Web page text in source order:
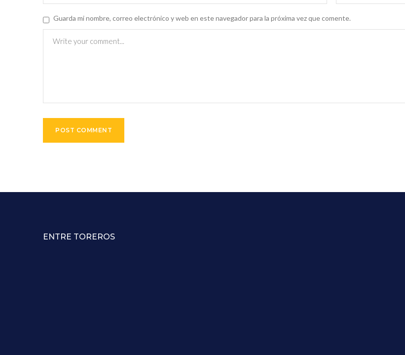
Guarda mi nombre, correo electrónico y web en este navegador para la próxima vez que comente.
ENTRE TOREROS